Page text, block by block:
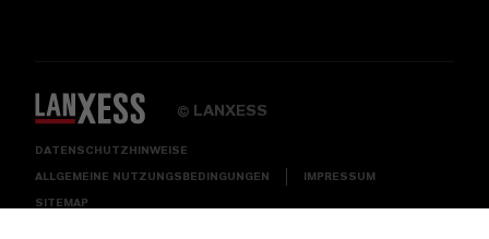
© LANXESS
DATENSCHUTZHINWEISE
ALLGEMEINE NUTZUNGSBEDINGUNGEN IMPRESSUM
SITEMAP